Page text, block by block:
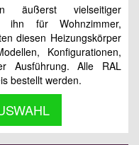
äußerst vielseitiger
ihn für Wohnzimmer,
diesen Heizungskörper
Konfigurationen,
Ausführung. Alle RAL
bestellt werden.